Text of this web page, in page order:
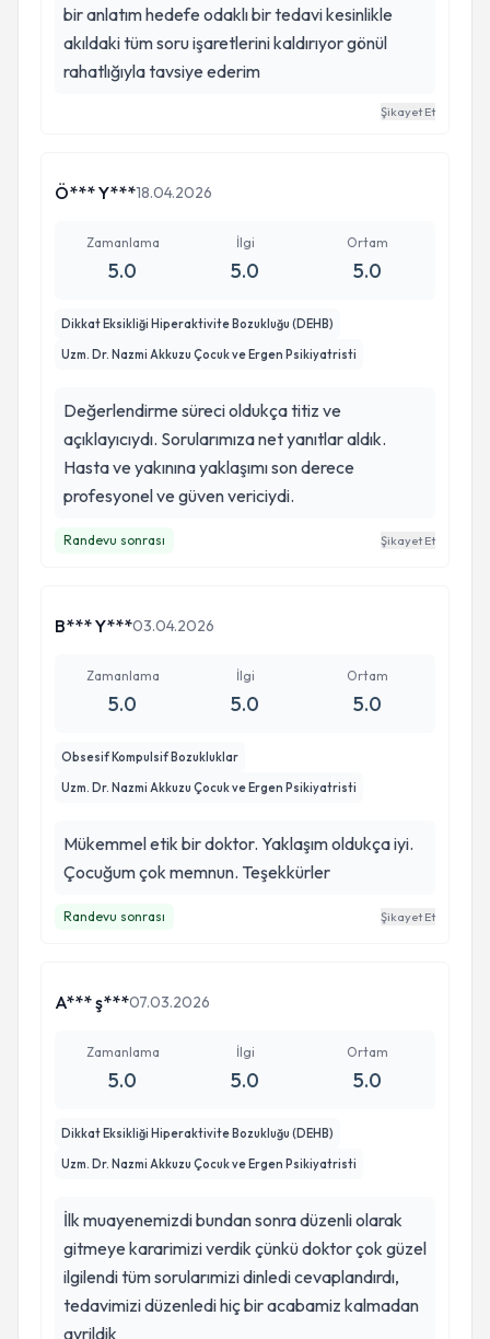
bir anlatım hedefe odaklı bir tedavi kesinlikle
akıldaki tüm soru işaretlerini kaldırıyor gönül
rahatlığıyla tavsiye ederim
Şikayet Et
Ö*** Y***18.04.2026
Zamanlama
5.0
İlgi
5.0
Ortam
5.0
Dikkat Eksikliği Hiperaktivite Bozukluğu (DEHB)
Uzm. Dr. Nazmi Akkuzu Çocuk ve Ergen Psikiyatristi
Değerlendirme süreci oldukça titiz ve
açıklayıcıydı. Sorularımıza net yanıtlar aldık.
Hasta ve yakınına yaklaşımı son derece
profesyonel ve güven vericiydi.
Randevu sonrası Şikayet Et
B*** Y***03.04.2026
Zamanlama
5.0
İlgi
5.0
Ortam
5.0
Obsesif Kompulsif Bozukluklar
Uzm. Dr. Nazmi Akkuzu Çocuk ve Ergen Psikiyatristi
Mükemmel etik bir doktor. Yaklaşım oldukça iyi.
Çocuğum çok memnun. Teşekkürler
Randevu sonrası Şikayet Et
A*** ş***07.03.2026
Zamanlama
5.0
İlgi
5.0
Ortam
5.0
Dikkat Eksikliği Hiperaktivite Bozukluğu (DEHB)
Uzm. Dr. Nazmi Akkuzu Çocuk ve Ergen Psikiyatristi
İlk muayenemizdi bundan sonra düzenli olarak
gitmeye kararimizi verdik çünkü doktor çok güzel
ilgilendi tüm sorularımizi dinledi cevaplandırdı,
tedavimizi düzenledi hiç bir acabamiz kalmadan
ayrildik